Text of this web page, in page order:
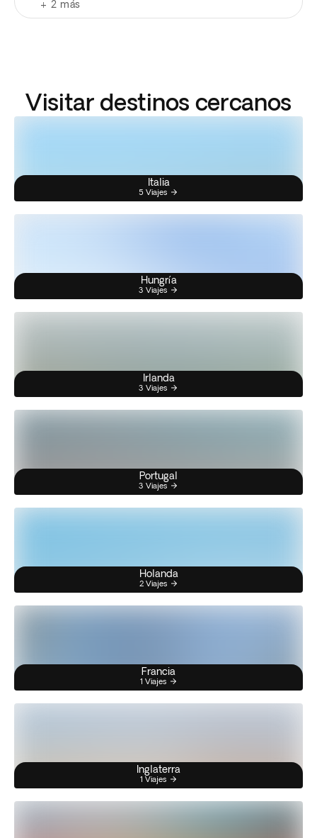
+ 2 más
Visitar destinos cercanos
Italia
5 Viajes
Hungría
3 Viajes
Irlanda
3 Viajes
Portugal
3 Viajes
Holanda
2 Viajes
Francia
1 Viajes
Inglaterra
1 Viajes